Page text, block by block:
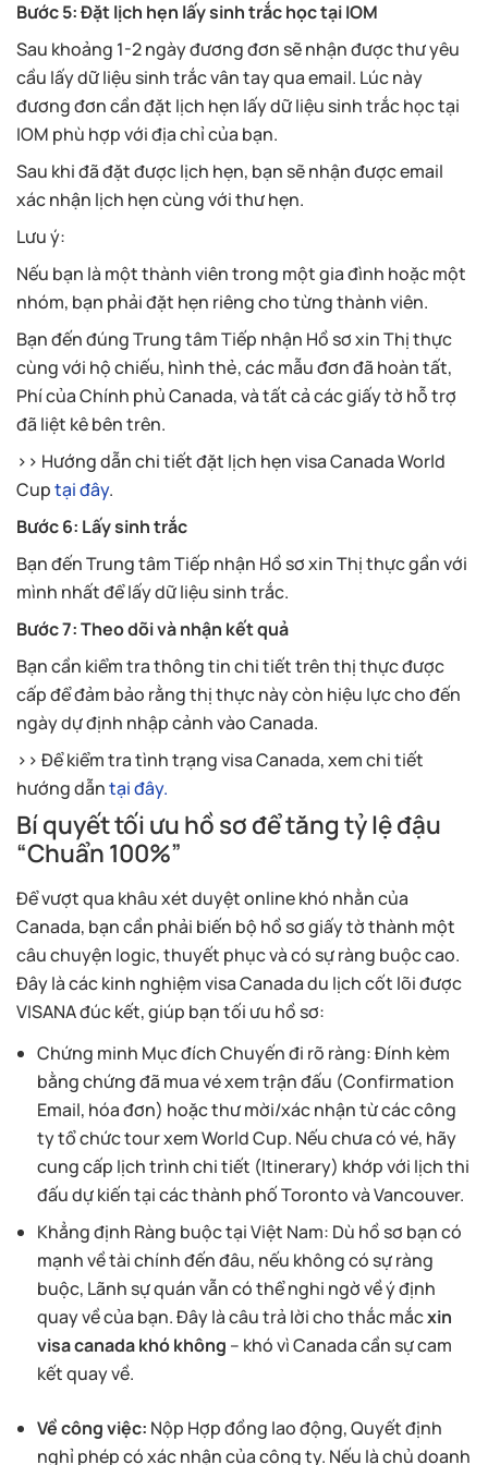
Bước 5: Đặt lịch hẹn lấy sinh trắc học tại IOM
Sau khoảng 1-2 ngày đương đơn sẽ nhận được thư yêu
cầu lấy dữ liệu sinh trắc vân tay qua email. Lúc này
đương đơn cần đặt lịch hẹn lấy dữ liệu sinh trắc học tại
IOM phù hợp với địa chỉ của bạn.
Sau khi đã đặt được lịch hẹn, bạn sẽ nhận được email
xác nhận lịch hẹn cùng với thư hẹn.
Lưu ý:
Nếu bạn là một thành viên trong một gia đình hoặc một
nhóm, bạn phải đặt hẹn riêng cho từng thành viên.
Bạn đến đúng Trung tâm Tiếp nhận Hồ sơ xin Thị thực
cùng với hộ chiếu, hình thẻ, các mẫu đơn đã hoàn tất,
Phí của Chính phủ Canada, và tất cả các giấy tờ hỗ trợ
đã liệt kê bên trên.
>> Hướng dẫn chi tiết đặt lịch hẹn visa Canada World
Cuptại đây.
Bước 6: Lấy sinh trắc
Bạn đến Trung tâm Tiếp nhận Hồ sơ xin Thị thực gần với
mình nhất để lấy dữ liệu sinh trắc.
Bước 7: Theo dõi và nhận kết quả
Bạn cần kiểm tra thông tin chi tiết trên thị thực được
cấp để đảm bảo rằng thị thực này còn hiệu lực cho đến
ngày dự định nhập cảnh vào Canada.
>> Để kiểm tra tình trạng visa Canada, xem chi tiết
hướng dẫntại đây.
Bí quyết tối ưu hồ sơ để tăng tỷ lệ đậu
“Chuẩn 100%”
Để vượt qua khâu xét duyệt online khó nhằn của
Canada, bạn cần phải biến bộ hồ sơ giấy tờ thành một
câu chuyện logic, thuyết phục và có sự ràng buộc cao.
Đây là các kinh nghiệm visa Canada du lịch cốt lõi được
VISANA đúc kết, giúp bạn tối ưu hồ sơ:
Chứng minh Mục đích Chuyến đi rõ ràng: Đính kèm
bằng chứng đã mua vé xem trận đấu (Confirmation
Email, hóa đơn) hoặc thư mời/xác nhận từ các công
ty tổ chức tour xem World Cup. Nếu chưa có vé, hãy
cung cấp lịch trình chi tiết (Itinerary) khớp với lịch thi
đấu dự kiến tại các thành phố Toronto và Vancouver.
Khẳng định Ràng buộc tại Việt Nam: Dù hồ sơ bạn có
mạnh về tài chính đến đâu, nếu không có sự ràng
buộc, Lãnh sự quán vẫn có thể nghi ngờ về ý định
quay về của bạn. Đây là câu trả lời cho thắc mắcxin
visa canada khó không – khó vì Canada cần sự cam
kết quay về.
Về công việc: Nộp Hợp đồng lao động, Quyết định
nghỉ phép có xác nhận của công ty. Nếu là chủ doanh